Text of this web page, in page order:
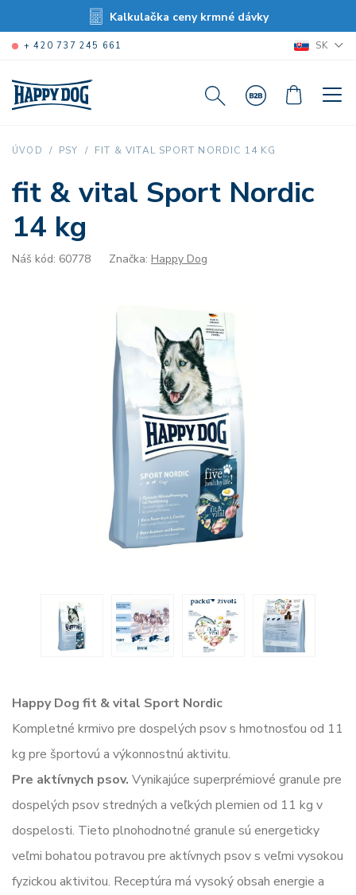
Kalkulačka ceny krmné dávky
+ 420 737 245 661 SK
ÚVOD PSY FIT & VITAL SPORT NORDIC 14 KG
fit & vital Sport Nordic
14 kg
Náš kód: 60778 Značka: Happy Dog
Happy Dog fit & vital Sport Nordic
Kompletné krmivo pre dospelých psov s hmotnosťou od 11
kg pre športovú a výkonnostnú aktivitu.
Pre aktívnych psov. Vynikajúce superprémiové granule pre
dospelých psov stredných a veľkých plemien od 11 kg v
dospelosti. Tieto plnohodnotné granule sú energeticky
veľmi bohatou potravou pre aktívnych psov s veľmi vysokou
fyzickou aktivitou. Receptúra má vysoký obsah energie a